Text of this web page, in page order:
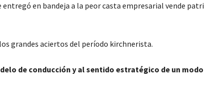
en bandeja a la peor casta empresarial vende
grandes aciertos del período kirchnerista.
de conducción y al sentido estratégico de un